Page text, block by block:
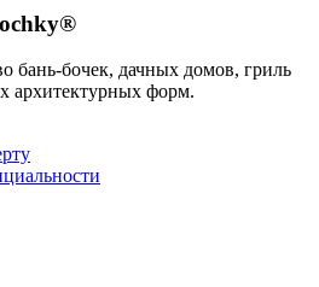
бань-бочек, дачных домов, гриль
архитектурных форм.